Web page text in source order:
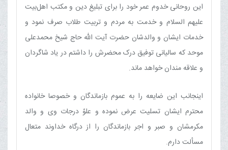
این روحانی خدوم عمر خود را برای تبلیغ دین و مکتب اهل‌بیت
علیهم السلام و خدمت به مردم و تربیت طلاب صرف نمود و
خدمات ایشان و والدشان حضرت آیت الله حاج شیخ محمدعلی
موحد که سالیانی توفیق درک محضرش را داشتم در یاد شاگردان
و علاقه مندان خواهد ماند.
اینجانب این ضایعه را به عموم بازماندگان و خصوصا خانواده
محترم ایشان تسلیت عرض نموده و علوّ درجات وی و والد
مکرمشان و صبر و اجر بازماندگان را از درگاه خداوند متعال
مسألت دارم.